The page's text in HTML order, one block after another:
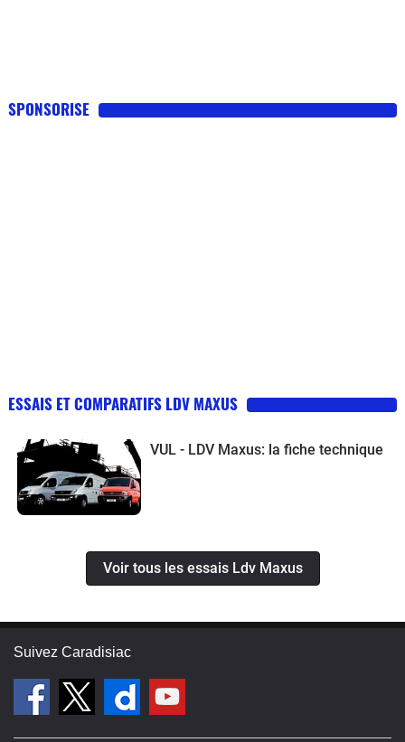
SPONSORISE
ESSAIS ET COMPARATIFS LDV MAXUS
VUL - LDV Maxus: la fiche technique
Voir tous les essais Ldv Maxus
Suivez Caradisiac